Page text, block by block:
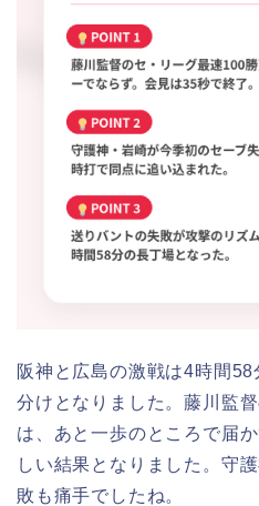
阪神と広島の激戦は4時間
分けとなりました。藤川監
は、あと一歩のところで届
しい結果となりました。守
敗も痛手でしたね。